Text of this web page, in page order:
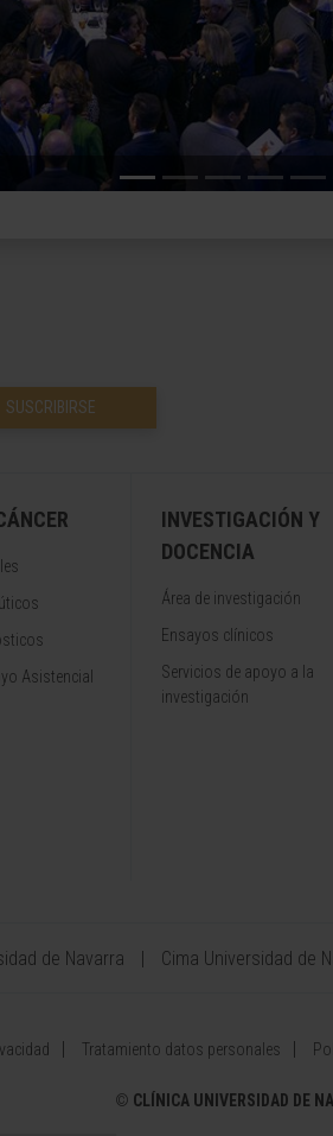
SUSCRIBIRSE
Asistencial
INVESTIGACIÓN Y
DOCENCIA
Área de investigación
Ensayos clínicos
Servicios de apoyo a la
investigación
de Navarra Cima Universidad de
Tratamiento datos personales
© CLÍNICA UNIVERSIDAD DE